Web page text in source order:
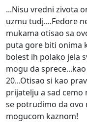
...Nisu vredni zivota
uzmu tudj....Fedore
mukama otisao sa
puta gore biti onima
bolest ih polako jela
mogu da
20...Otisao si kao
prijatelju a sad
se potrudimo da ovo
mogucom kaznom!